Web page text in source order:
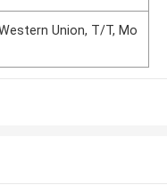
Union, T/T, Mo